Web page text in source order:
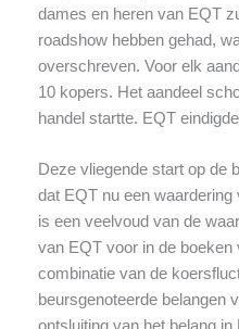
dames en heren van EQT
roadshow hebben gehad,
overschreven. Voor elk
10 kopers. Het aandeel
handel startte. EQT
Deze vliegende start op de
dat EQT nu een waardering
is een veelvoud van de
van EQT voor in de
combinatie van de
beursgenoteerde belangen